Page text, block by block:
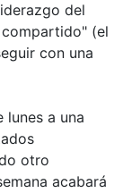
del
(el
con una
lunes a una
otro
acabará